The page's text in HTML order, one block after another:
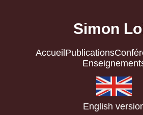
Simon
Accueil Publications
English